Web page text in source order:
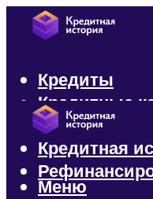
Кредиты
Кредитные
Микрозаймы
Кредитная
Меню